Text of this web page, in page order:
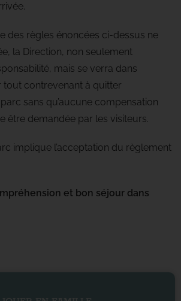
des règles énoncées ci-dessus ne
la Direction, non seulement
mais se verra dans
tout contrevenant à quitter
sans qu’aucune compensation
être demandée par les visiteurs.
implique l’acceptation du règlement
et bon séjour dans